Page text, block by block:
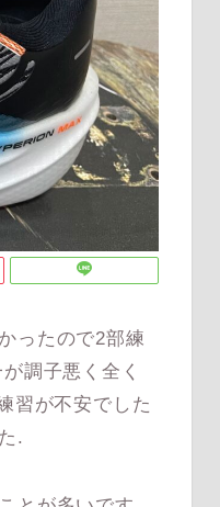
ったので2部練
調子悪く全く
習が不安でした
.